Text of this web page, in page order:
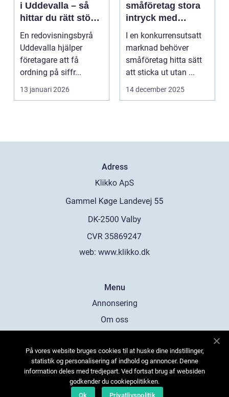
i Uddevalla – så
hittar du rätt stöd
för företagets
ekonomi
En redovisningsbyrå
Uddevalla hjälper
företagare att få
ordning på siffr...
13 januari 2026
småföretag stora
intryck med
kreativ
marknadsföring
I en konkurrensutsatt
marknad behöver
småföretag hitta sätt
att sticka ut utan ...
14 december 2025
Adress
web: www.klikko.dk
Menu
Annonsering
Om oss
Kontakta oss
Sitemap
På vores website bruges cookies til at huske dine indstillinger,
statistik og personalisering af indhold og annoncer. Denne
information deles med tredjepart. Ved fortsat brug af websiden
godkender du cookiepolitikken.
Ok
Privatlivspolitik